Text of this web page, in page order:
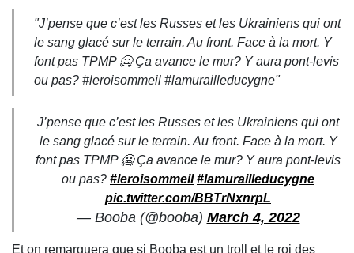
"J’pense que c’est les Russes et les Ukrainiens qui ont
le sang glacé sur le terrain. Au front. Face à la mort. Y
font pas TPMP 🥶 Ça avance le mur? Y aura pont-levis
ou pas? #leroisommeil #lamurailleducygne"
J’pense que c’est les Russes et les Ukrainiens qui ont
le sang glacé sur le terrain. Au front. Face à la mort. Y
font pas TPMP 🥶 Ça avance le mur? Y aura pont-levis
ou pas? #leroisommeil #lamurailleducygne
pic.twitter.com/BBTrNxnrpL
— Booba (@booba) March 4, 2022
Et on remarquera que si Booba est un troll et le roi des